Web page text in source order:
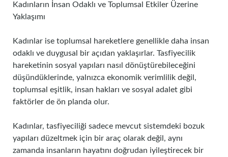
Kadınların İnsan Odaklı ve Toplumsal Etkiler Üzerine
Yaklaşımı
Kadınlar ise toplumsal hareketlere genellikle daha insan
odaklı ve duygusal bir açıdan yaklaşırlar. Tasfiyecilik
hareketinin sosyal yapıları nasıl dönüştürebileceğini
düşündüklerinde, yalnızca ekonomik verimlilik değil,
toplumsal eşitlik, insan hakları ve sosyal adalet gibi
faktörler de ön planda olur.
Kadınlar, tasfiyeciliği sadece mevcut sistemdeki bozuk
yapıları düzeltmek için bir araç olarak değil, aynı
zamanda insanların hayatını doğrudan iyileştirecek bir